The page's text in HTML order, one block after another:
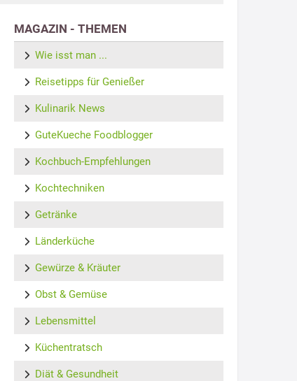
MAGAZIN - THEMEN
Wie isst man ...
Reisetipps für Genießer
Kulinarik News
GuteKueche Foodblogger
Kochbuch-Empfehlungen
Kochtechniken
Getränke
Länderküche
Gewürze & Kräuter
Obst & Gemüse
Lebensmittel
Küchentratsch
Diät & Gesundheit